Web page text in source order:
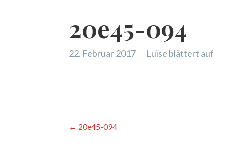
20e45-094
22. Februar 2017 Luise blättert auf
Beitragsnavigation
← 20e45-094